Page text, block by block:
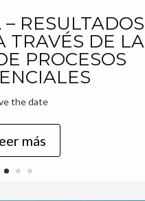
RESULTADOS
TRAVÉS DE LA
PROCESOS
the date
más